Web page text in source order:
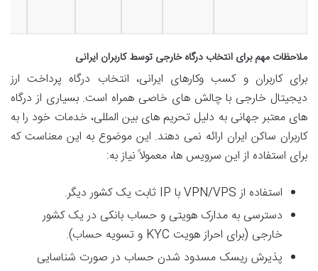
ملاحظات مهم برای انتخاب درگاه خارجی توسط کاربران ایرانی
برای کاربران و کسب وکارهای ایرانی، انتخاب درگاه پرداخت ارز
دیجیتال خارجی با چالش های خاصی همراه است. بسیاری از درگاه
های معتبر جهانی به دلیل تحریم های بین المللی، خدمات خود را به
کاربران ساکن ایران ارائه نمی دهند. این موضوع به این معناست که
برای استفاده از این سرویس ها، معمولاً نیاز به:
استفاده از VPN/VPS با IP ثابت یک کشور دیگر.
دسترسی به مدارک هویتی و حساب بانکی در یک کشور
خارجی (برای احراز هویت KYC و تسویه حساب).
پذیرش ریسک مسدود شدن حساب در صورت شناسایی